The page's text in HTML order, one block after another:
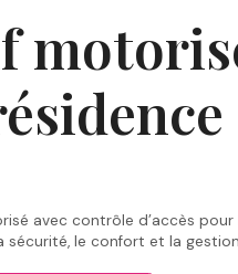
avec contrôle d’accès pour
sécurité, le confort et la